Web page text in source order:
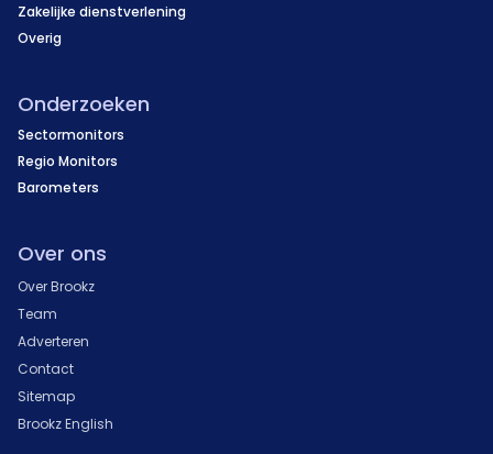
Zakelijke dienstverlening
Overig
Onderzoeken
Sectormonitors
Regio Monitors
Barometers
Over ons
Over Brookz
Team
Adverteren
Contact
Sitemap
Brookz English